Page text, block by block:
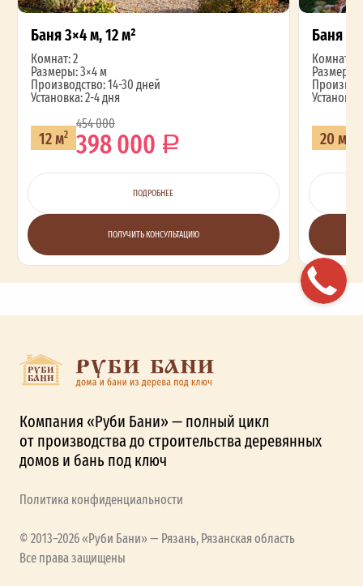
Баня 3×4 м, 12 м²
Комнат: 2
Размеры: 3×4 м
Производство: 14-30 дней
Установка: 2-4 дня
12 м2
454 000
398 000
ПОДРОБНЕЕ
ПОЛУЧИТЬ КОНСУЛЬТАЦИЮ
Баня
Комнат: 2
Размеры:
20 м
Компания «Руби Бани» — полный цикл
от производства до строительства деревянных
домов и бань под ключ
Политика конфиденциальности
© 2013–2026 «Руби Бани» — Рязань, Рязанская область
Все права защищены